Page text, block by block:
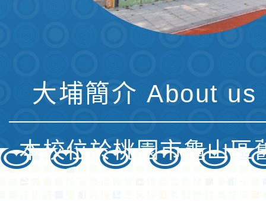
大埔簡介 About us
本校位於桃園市龜山區